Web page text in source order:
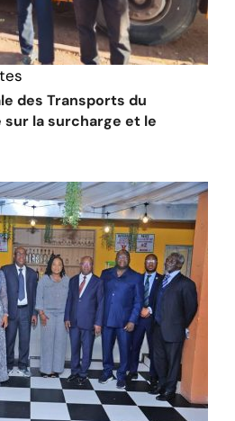
des Transports du
sur la surcharge et le